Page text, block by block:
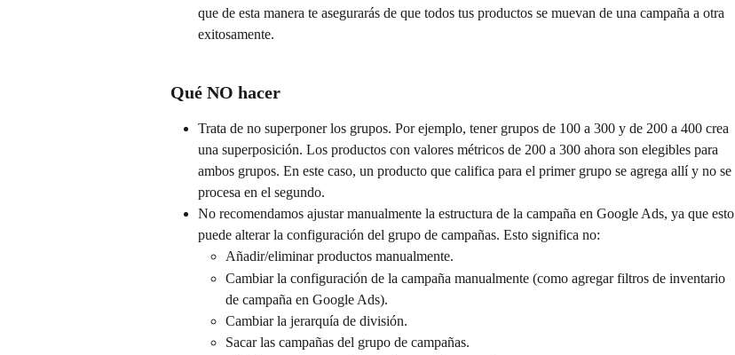
que de esta manera te asegurarás de que todos tus productos se muevan de una campaña a otra
exitosamente.
Qué NO hacer
Trata de no superponer los grupos. Por ejemplo, tener grupos de 100 a 300 y de 200 a 400 crea
una superposición. Los productos con valores métricos de 200 a 300 ahora son elegibles para
ambos grupos. En este caso, un producto que califica para el primer grupo se agrega allí y no se
procesa en el segundo.
No recomendamos ajustar manualmente la estructura de la campaña en Google Ads, ya que esto
puede alterar la configuración del grupo de campañas. Esto significa no:
Añadir/eliminar productos manualmente.
Cambiar la configuración de la campaña manualmente (como agregar filtros de inventario
de campaña en Google Ads).
Cambiar la jerarquía de división.
Sacar las campañas del grupo de campañas.